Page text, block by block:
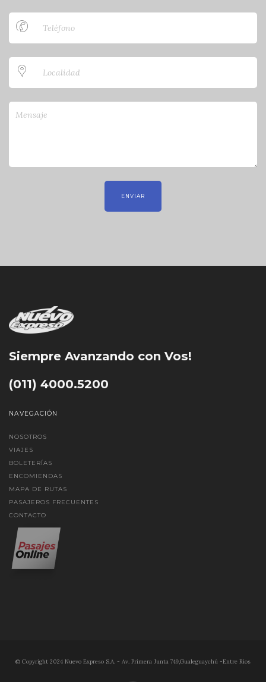
Siempre Avanzando con Vos!
(011) 4000.5200
NAVEGACIÓN
NOSOTROS
VIAJES
BOLETERÍAS
ENCOMIENDAS
MAPA DE RUTAS
PASAJEROS FRECUENTES
CONTACTO
© Copyright 2024 Nuevo Expreso S.A. - Av. Primera Junta 749,Gualeguaychú -Entre Ríos